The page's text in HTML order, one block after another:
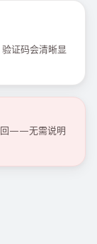
证码会清晰显
回——无需说明